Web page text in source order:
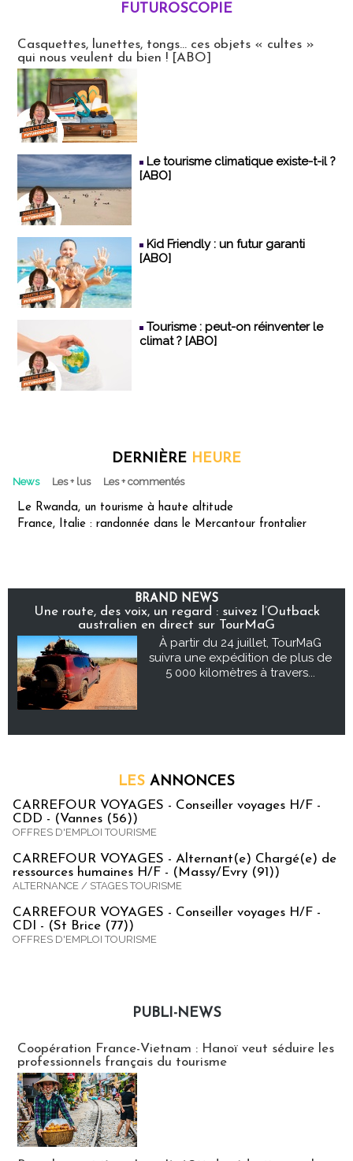
FUTUROSCOPIE
Casquettes, lunettes, tongs... ces objets « cultes »
qui nous veulent du bien ! [ABO]
Le tourisme climatique existe-t-il ?
[ABO]
Kid Friendly : un futur garanti
[ABO]
Tourisme : peut-on réinventer le
climat ? [ABO]
DERNIÈRE HEURE
News Les + lus Les + commentés
Le Rwanda, un tourisme à haute altitude
France, Italie : randonnée dans le Mercantour frontalier
BRAND NEWS
Une route, des voix, un regard : suivez l’Outback
australien en direct sur TourMaG
À partir du 24 juillet, TourMaG
suivra une expédition de plus de
5 000 kilomètres à travers...
LES ANNONCES
CARREFOUR VOYAGES - Conseiller voyages H/F -
CDD - (Vannes (56))
OFFRES D'EMPLOI TOURISME
CARREFOUR VOYAGES - Alternant(e) Chargé(e) de
ressources humaines H/F - (Massy/Evry (91))
ALTERNANCE / STAGES TOURISME
CARREFOUR VOYAGES - Conseiller voyages H/F -
CDI - (St Brice (77))
OFFRES D'EMPLOI TOURISME
PUBLI-NEWS
Coopération France-Vietnam : Hanoï veut séduire les
professionnels français du tourisme